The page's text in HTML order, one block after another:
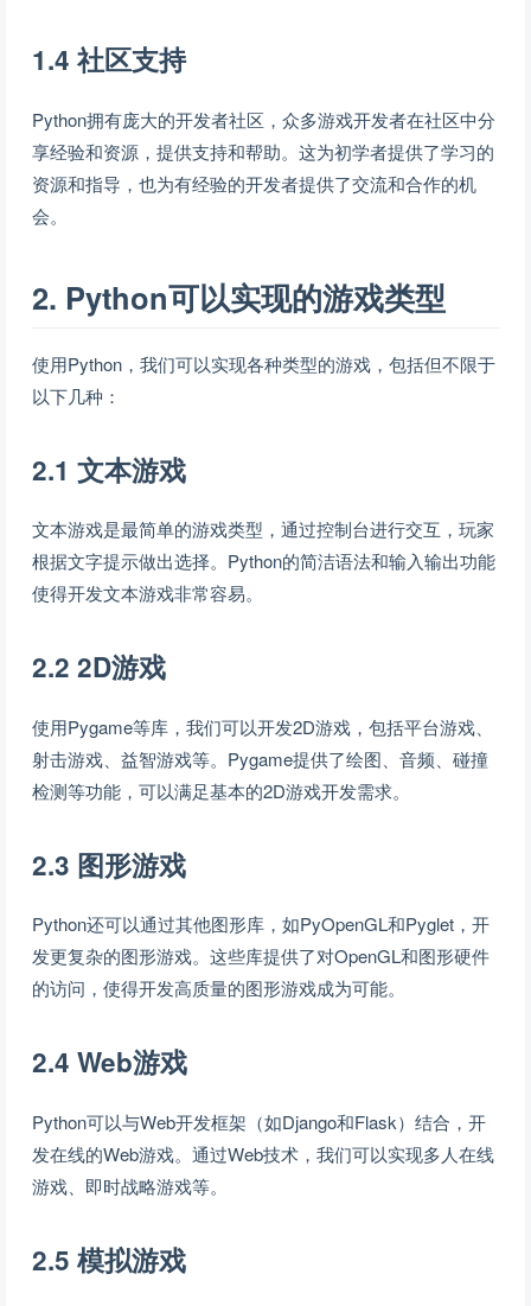
1.4 社区支持
Python拥有庞大的开发者社区，众多游戏开发者在社区中分
享经验和资源，提供支持和帮助。这为初学者提供了学习的
资源和指导，也为有经验的开发者提供了交流和合作的机
会。
2. Python可以实现的游戏类型
使用Python，我们可以实现各种类型的游戏，包括但不限于
以下几种：
2.1 文本游戏
文本游戏是最简单的游戏类型，通过控制台进行交互，玩家
根据文字提示做出选择。Python的简洁语法和输入输出功能
使得开发文本游戏非常容易。
2.2 2D游戏
使用Pygame等库，我们可以开发2D游戏，包括平台游戏、
射击游戏、益智游戏等。Pygame提供了绘图、音频、碰撞
检测等功能，可以满足基本的2D游戏开发需求。
2.3 图形游戏
Python还可以通过其他图形库，如PyOpenGL和Pyglet，开
发更复杂的图形游戏。这些库提供了对OpenGL和图形硬件
的访问，使得开发高质量的图形游戏成为可能。
2.4 Web游戏
Python可以与Web开发框架（如Django和Flask）结合，开
发在线的Web游戏。通过Web技术，我们可以实现多人在线
游戏、即时战略游戏等。
2.5 模拟游戏